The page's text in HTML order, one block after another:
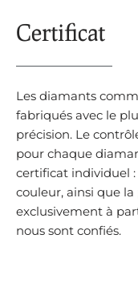
Certificat
Les diamants
fabriqués avec le
précision. Le
pour chaque
certificat individuel
couleur, ainsi que
exclusivement à
nous sont confiés.